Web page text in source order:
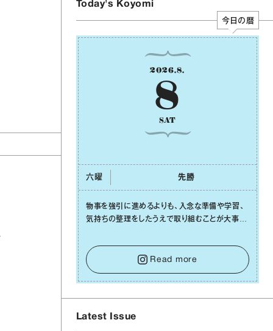
Today's Koyomi
今日の暦
2026.8.
8
SAT
六曜 先勝
物事を強引に進めるよりも、⼊念な準備や学習、
気持ちの整理をしたうえで取り組むことが⼤事な
も焦らないで。意思を伝える⼯夫をしたり、あなた
⾃⾝や疲れていそうな⼈をいたわることに時間を
使いましょう。ここでしっかりとエネルギーを蓄
え、困難を乗り越える⼒に変えましょう。
Read more
Latest Issue